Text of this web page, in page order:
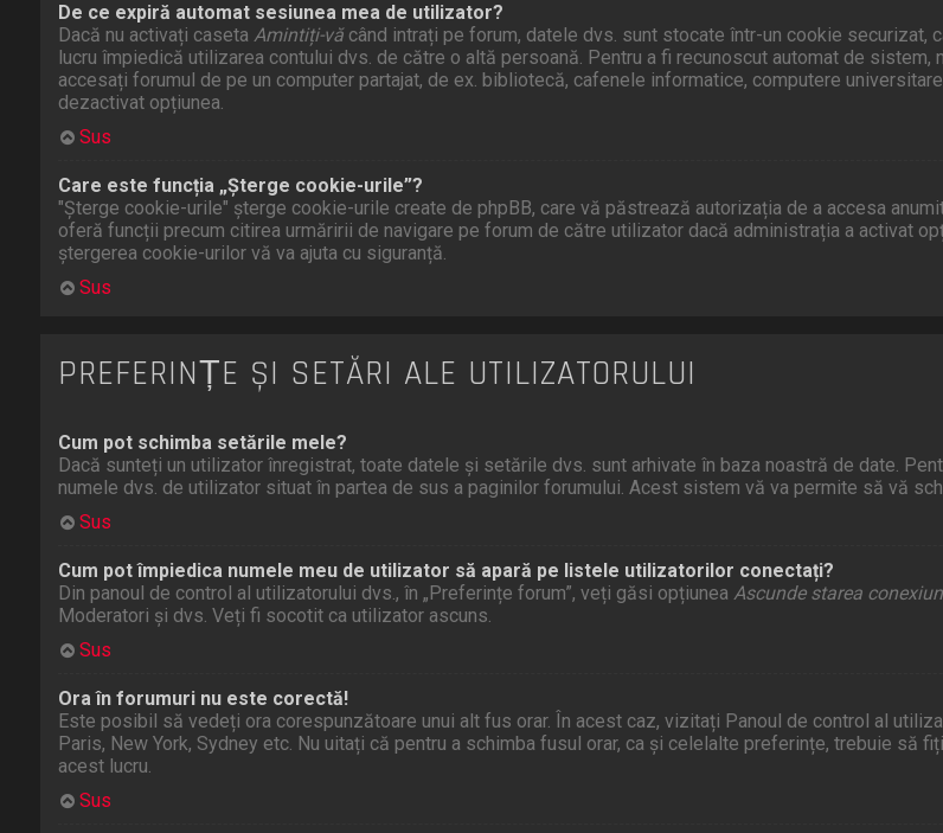
De ce expiră automat sesiunea mea de utilizator?
Dacă nu activați caseta Amintiți-vă când intrați pe forum, datele dvs. sunt stocate într-un cookie
lucru împiedică utilizarea contului dvs. de către o altă persoană. Pentru a fi recunoscut automat de
accesați forumul de pe un computer partajat, de ex. bibliotecă, cafenele informatice, computere
dezactivat opțiunea.
Sus
Care este funcția „Șterge cookie-urile”?
"Șterge cookie-urile" șterge cookie-urile create de phpBB, care vă păstrează autorizația de a accesa
oferă funcții precum citirea urmăririi de navigare pe forum de către utilizator dacă administrația a activat
ștergerea cookie-urilor vă va ajuta cu siguranță.
Sus
PREFERINȚE ȘI SETĂRI ALE UTILIZATORULUI
Cum pot schimba setările mele?
Dacă sunteți un utilizator înregistrat, toate datele și setările dvs. sunt arhivate în baza noastră de date.
numele dvs. de utilizator situat în partea de sus a paginilor forumului. Acest sistem vă va permite să vă
Sus
Cum pot împiedica numele meu de utilizator să apară pe listele utilizatorilor conectați?
Din panoul de control al utilizatorului dvs., în „Preferințe forum”, veți găsi opțiunea Ascunde starea
Moderatori și dvs. Veți fi socotit ca utilizator ascuns.
Sus
Ora în forumuri nu este corectă!
Este posibil să vedeți ora corespunzătoare unui alt fus orar. În acest caz, vizitați Panoul de control al
Paris, New York, Sydney etc. Nu uitați că pentru a schimba fusul orar, ca și celelalte preferințe, trebuie să
acest lucru.
Sus